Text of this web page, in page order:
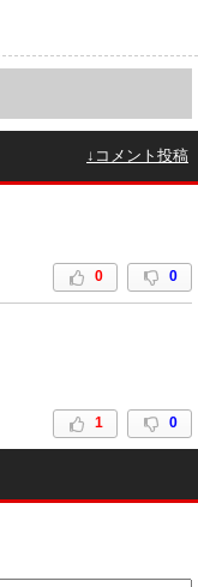
↓コメント投稿
0 0
1 0